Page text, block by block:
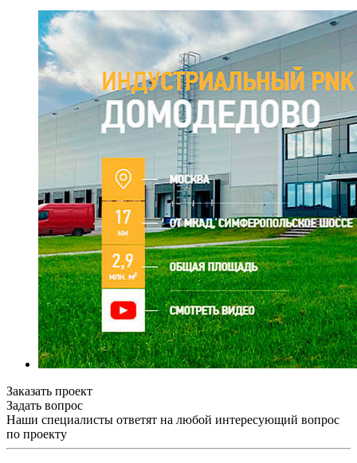
Заказать проект
Задать вопрос
Наши специалисты ответят на любой интересующий вопрос
по проекту